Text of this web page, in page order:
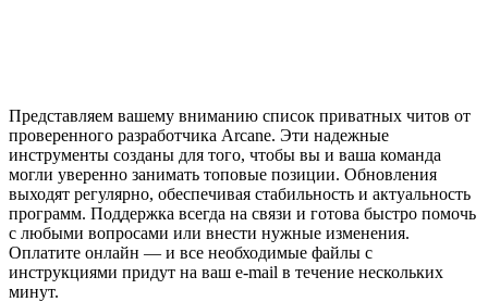
Представляем вашему вниманию список приватных читов от
проверенного разработчика Arcane. Эти надежные
инструменты созданы для того, чтобы вы и ваша команда
могли уверенно занимать топовые позиции. Обновления
выходят регулярно, обеспечивая стабильность и актуальность
программ. Поддержка всегда на связи и готова быстро помочь
с любыми вопросами или внести нужные изменения.
Оплатите онлайн — и все необходимые файлы с
инструкциями придут на ваш e-mail в течение нескольких
минут.